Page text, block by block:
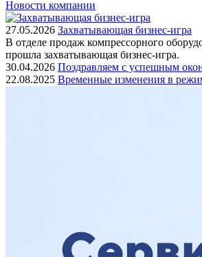
Новости компании
27.05.2026 Захватывающая бизнес-игра
В отделе продаж компрессорного
прошла захватывающая бизнес-игра.
30.04.2026 Поздравляем с успешным
22.08.2025 Временные изменения в